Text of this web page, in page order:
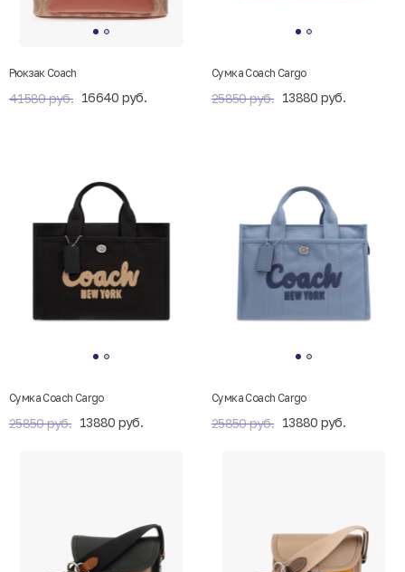
Рюкзак Coach
41580 руб. 16640 руб.
Сумка Coach Cargo
25850 руб. 13880 руб.
Сумка Coach Cargo
25850 руб. 13880 руб.
Сумка Coach Cargo
25850 руб. 13880 руб.